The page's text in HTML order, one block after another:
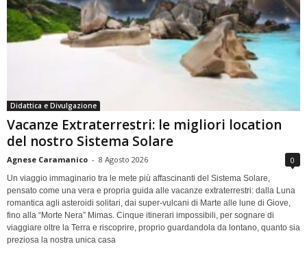
Didattica e Divulgazione
Vacanze Extraterrestri: le migliori location
del nostro Sistema Solare
Agnese Caramanico - 8 Agosto 2026 0
Un viaggio immaginario tra le mete più affascinanti del Sistema Solare,
pensato come una vera e propria guida alle vacanze extraterrestri: dalla Luna
romantica agli asteroidi solitari, dai super-vulcani di Marte alle lune di Giove,
fino alla “Morte Nera” Mimas. Cinque itinerari impossibili, per sognare di
viaggiare oltre la Terra e riscoprire, proprio guardandola da lontano, quanto sia
preziosa la nostra unica casa